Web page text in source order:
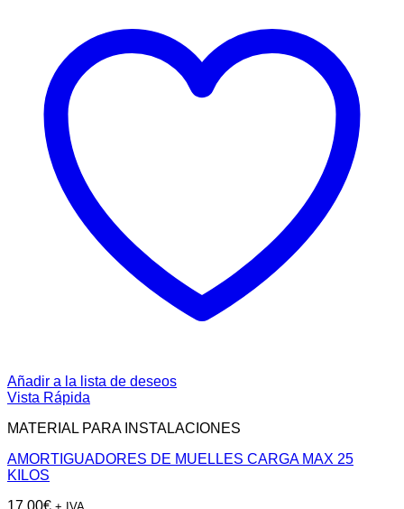
Añadir a la lista de deseos
Vista Rápida
MATERIAL PARA INSTALACIONES
AMORTIGUADORES DE MUELLES CARGA MAX 25
KILOS